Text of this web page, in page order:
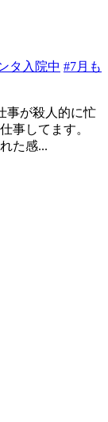
タ入院中 #7月も
事が殺人的に忙
事してます。
た感...